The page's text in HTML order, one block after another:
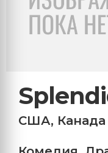
США, Канада